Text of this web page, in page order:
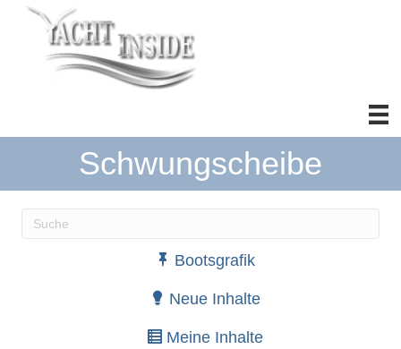
Schwungscheibe
Wenn die Ergebnisse der automatischen
Bootsgrafik
Neue Inhalte
Meine Inhalte